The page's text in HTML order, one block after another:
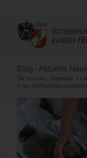
Blog - Aktuelle
Sie sind hier: Startseite /
Frau und Hund bei